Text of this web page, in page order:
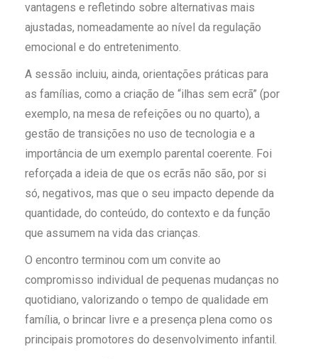
vantagens e refletindo sobre alternativas mais
ajustadas, nomeadamente ao nível da regulação
emocional e do entretenimento.
A sessão incluiu, ainda, orientações práticas para
as famílias, como a criação de “ilhas sem ecrã” (por
exemplo, na mesa de refeições ou no quarto), a
gestão de transições no uso de tecnologia e a
importância de um exemplo parental coerente. Foi
reforçada a ideia de que os ecrãs não são, por si
só, negativos, mas que o seu impacto depende da
quantidade, do conteúdo, do contexto e da função
que assumem na vida das crianças.
O encontro terminou com um convite ao
compromisso individual de pequenas mudanças no
quotidiano, valorizando o tempo de qualidade em
família, o brincar livre e a presença plena como os
principais promotores do desenvolvimento infantil.